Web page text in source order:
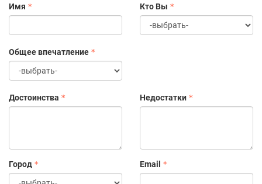
Имя Кто Вы
Общее впечатление
Достоинства Недостатки
Город Email